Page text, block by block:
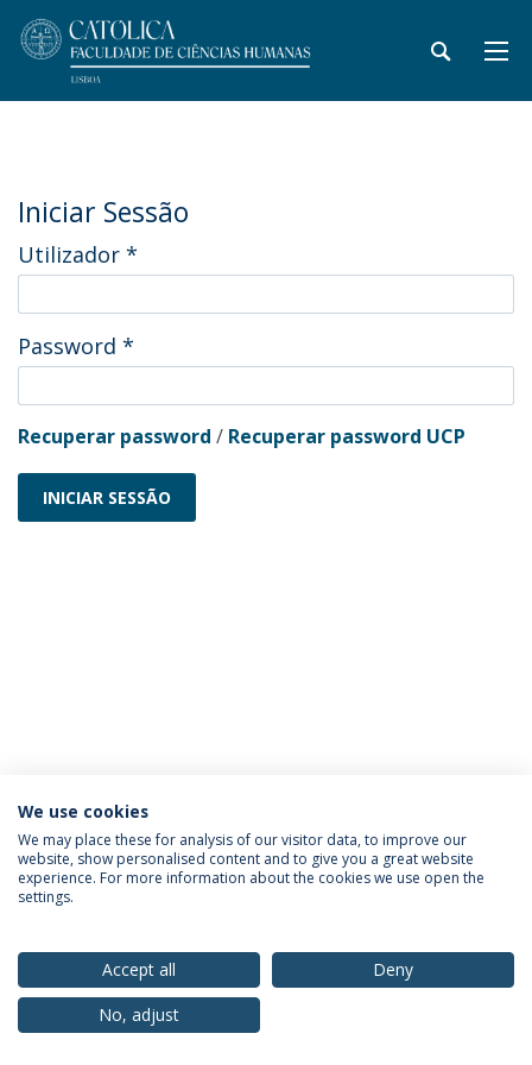
Iniciar Sessão
Utilizador *
Password *
Recuperar password / Recuperar password UCP
INICIAR SESSÃO
Política de Privacidade
Termos & Condições
Direitos do Titular dos Dados
© 2026 Universidade Católica Portuguesa
We use cookies
We may place these for analysis of our visitor data, to improve our
website, show personalised content and to give you a great website
experience. For more information about the cookies we use open the
settings.
Accept all
Deny
No, adjust